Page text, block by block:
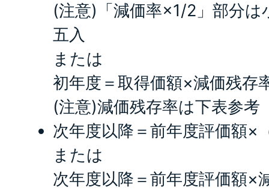
(注意)「減価率×1/2」部分
五入
または
初年度＝取得価額×減価残存
(注意)減価残存率は下表参考
次年度以降＝前年度評価額×
または
次年度以降＝前年度評価額×